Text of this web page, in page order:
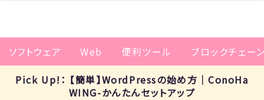
ソフトウェア Web 便利ツール
ブロックチェー
Pick Up!： 【簡単】WordPressの始め方｜ConoHa
WING-かんたんセットアップ